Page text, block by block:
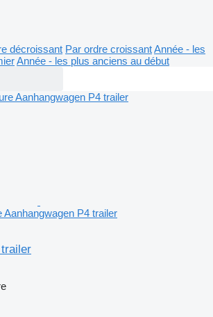
décroissant Par ordre croissantAnnée - les
Année - les plus anciens au début
Aanhangwagen P4 trailer